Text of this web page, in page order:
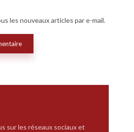
les nouveaux articles par e-mail.
sur les réseaux sociaux et